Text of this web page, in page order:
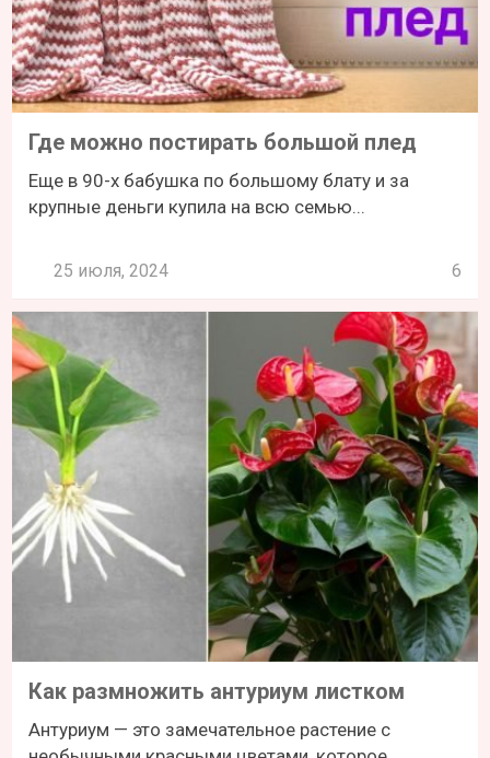
Где можно постирать большой плед
Еще в 90-х бабушка по большому блату и за
крупные деньги купила на всю семью...
25 июля, 2024 6
Как размножить антуриум листком
Антуриум — это замечательное растение с